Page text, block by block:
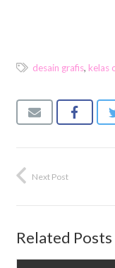
desain grafis, kelas
Next Post
Related Posts